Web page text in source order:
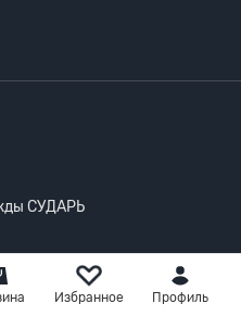
Избранное Профиль
СУДАРЬ